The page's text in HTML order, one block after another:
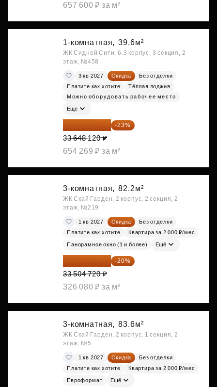
657 600 ₽ за м²
1-комнатная, 39.6м²
ЖК Сидней Сити, 6.3 корпус, 3 секция, 2
этаж, №458
3 кв 2027 Скидка
Без отделки
Платите как хотите
Тёплая лоджия
Можно оборудовать рабочее место
Ещё
25 909 052 ₽ -23%
33 648 120 ₽
654 269 ₽ за м²
3-комнатная, 82.2м²
ЖК Скай Гарден, 2 корпус, 2 секция, 2
этаж, №219
1 кв 2027 Скидка
Без отделки
Платите как хотите
Квартира за 2 000 ₽/мес
Панорамное окно (1 и более) Ещё
26 803 776 ₽ -20%
33 504 720 ₽
326 080 ₽ за м²
3-комнатная, 83.6м²
ЖК Скай Гарден, 2 корпус, 1 секция, 2
этаж, №5
1 кв 2027 Скидка
Без отделки
Платите как хотите
Квартира за 2 000 ₽/мес
Евроформат Ещё